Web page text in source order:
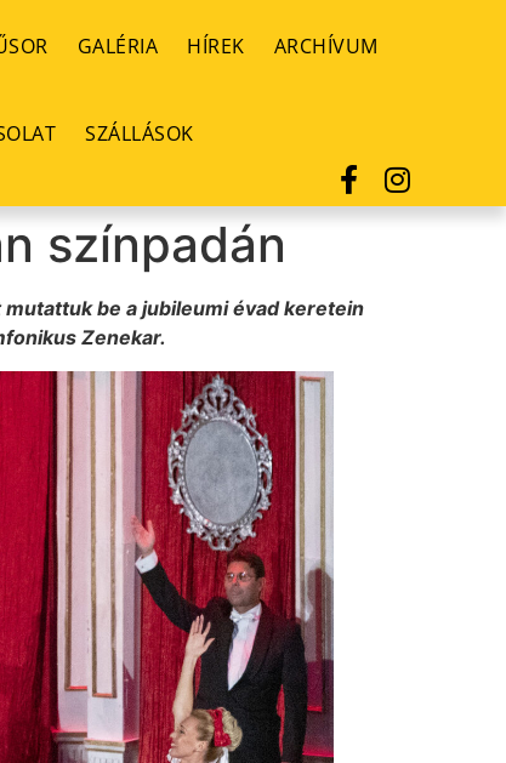
GALÉRIA HÍREK ARCHÍVUM
SZÁLLÁSOK
színpadán
be a jubileumi évad keretein
Zenekar.